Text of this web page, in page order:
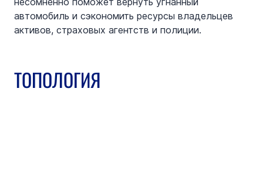
автомобиль и сэкономить ресурсы владельцев
активов, страховых агентств и полиции.
ТОПОЛОГИЯ